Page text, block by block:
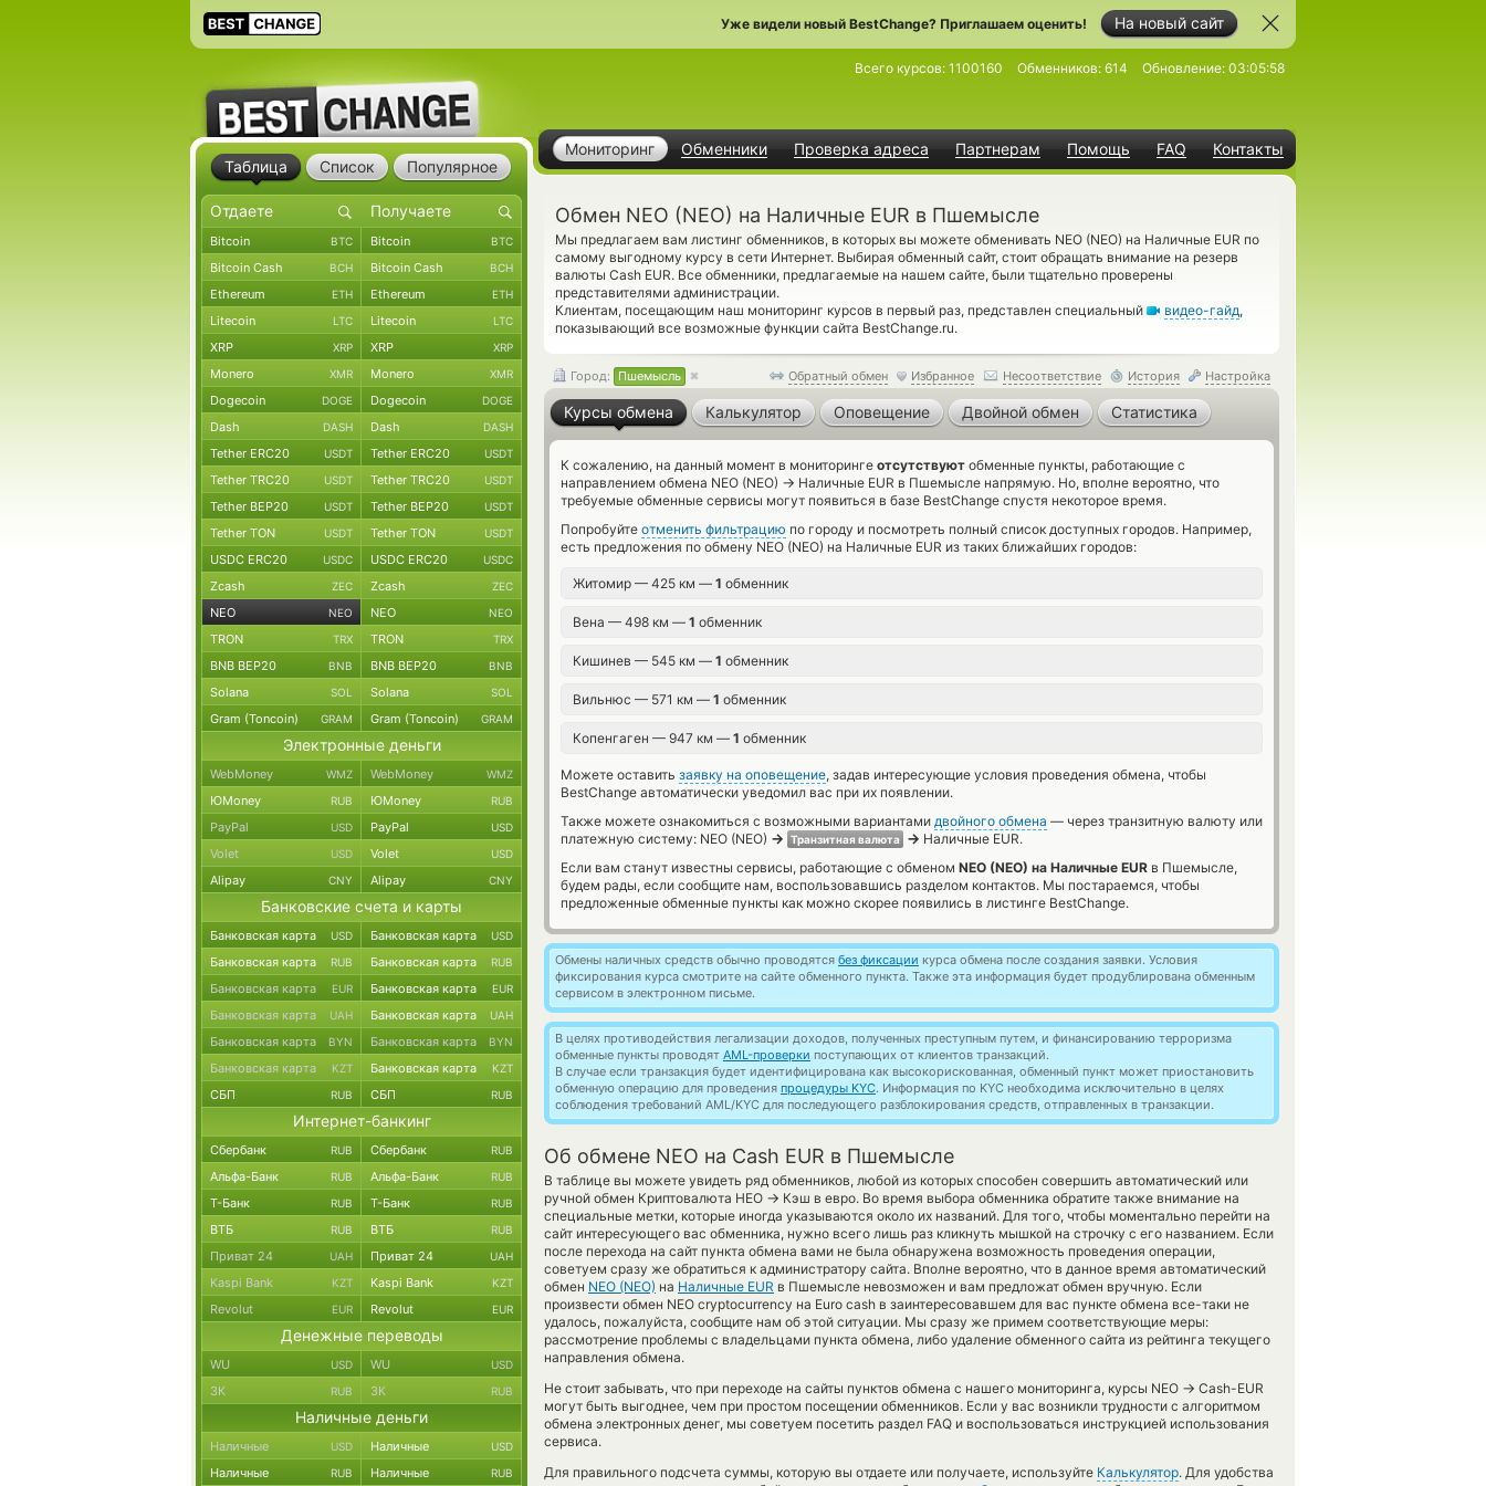
На новый сайт
Уже видели новый BestChange? Приглашаем оценить!
Мониторинг Обменники Проверка адреса Партнерам Помощь FAQ Контакты
Всего курсов: 1100160 Обменников: 614 Обновление: 03:05:58
Обмен NEO (NEO) на Наличные EUR в Пшемысле
Мы предлагаем вам листинг обменников, в которых вы можете обменивать NEO (NEO) на Наличные EUR по
самому выгодному курсу в сети Интернет. Выбирая обменный сайт, стоит обращать внимание на резерв
валюты Cash EUR. Все обменники, предлагаемые на нашем сайте, были тщательно проверены
представителями администрации.
Клиентам, посещающим наш мониторинг курсов в первый раз, представлен специальный
видео-гайд,
показывающий все возможные функции сайта BestChange.ru.
Обратный обмен Избранное Несоответствие История Настройка
Город: Пшемысль
Курсы обмена Калькулятор Оповещение Двойной обмен Статистика
К сожалению, на данный момент в мониторинге отсутствуют обменные пункты, работающие с
направлением обмена NEO (NEO) → Наличные EUR в Пшемысле напрямую. Но, вполне вероятно, что
требуемые обменные сервисы могут появиться в базе BestChange спустя некоторое время.
Попробуйте отменить фильтрацию по городу и посмотреть полный список доступных городов. Например,
есть предложения по обмену NEO (NEO) на Наличные EUR из таких ближайших городов:
Житомир — 425 км — 1 обменник
Вена — 498 км — 1 обменник
Кишинев — 545 км — 1 обменник
Вильнюс — 571 км — 1 обменник
Копенгаген — 947 км — 1 обменник
Можете оставить заявку на оповещение, задав интересующие условия проведения обмена, чтобы
BestChange автоматически уведомил вас при их появлении.
Также можете ознакомиться с возможными вариантами двойного обмена — через транзитную валюту или
платежную систему: NEO (NEO) → Транзитная валюта → Наличные EUR.
Если вам станут известны сервисы, работающие с обменом NEO (NEO) на Наличные EUR в Пшемысле,
будем рады, если сообщите нам, воспользовавшись разделом контактов. Мы постараемся, чтобы
предложенные обменные пункты как можно скорее появились в листинге BestChange.
Обмены наличных средств обычно проводятся без фиксации курса обмена после создания заявки. Условия
фиксирования курса смотрите на сайте обменного пункта. Также эта информация будет продублирована обменным
сервисом в электронном письме.
В целях противодействия легализации доходов, полученных преступным путем, и финансированию терроризма
обменные пункты проводят AML-проверки поступающих от клиентов транзакций.
В случае если транзакция будет идентифицирована как высокорискованная, обменный пункт может приостановить
обменную операцию для проведения процедуры KYC. Информация по KYC необходима исключительно в целях
соблюдения требований AML/KYC для последующего разблокирования средств, отправленных в транзакции.
Об обмене NEO на Cash EUR в Пшемысле
В таблице вы можете увидеть ряд обменников, любой из которых способен совершить автоматический или
ручной обмен Криптовалюта НЕО → Кэш в евро. Во время выбора обменника обратите также внимание на
специальные метки, которые иногда указываются около их названий. Для того, чтобы моментально перейти на
сайт интересующего вас обменника, нужно всего лишь раз кликнуть мышкой на строчку с его названием. Если
после перехода на сайт пункта обмена вами не была обнаружена возможность проведения операции,
советуем сразу же обратиться к администратору сайта. Вполне вероятно, что в данное время автоматический
обмен NEO (NEO) на Наличные EUR в Пшемысле невозможен и вам предложат обмен вручную. Если
произвести обмен NEO cryptocurrency на Euro cash в заинтересовавшем для вас пункте обмена все-таки не
удалось, пожалуйста, сообщите нам об этой ситуации. Мы сразу же примем соответствующие меры:
рассмотрение проблемы с владельцами пункта обмена, либо удаление обменного сайта из рейтинга текущего
направления обмена.
Не стоит забывать, что при переходе на сайты пунктов обмена с нашего мониторинга, курсы NEO → Cash-EUR
могут быть выгоднее, чем при простом посещении обменников. Если у вас возникли трудности с алгоритмом
обмена электронных денег, мы советуем посетить раздел FAQ и воспользоваться инструкцией использования
сервиса.
Для правильного подсчета суммы, которую вы отдаете или получаете, используйте Калькулятор. Для удобства
Таблица Список Популярное
Bitcoin BTC Bitcoin BTC
Bitcoin Cash BCH Bitcoin Cash BCH
Ethereum ETH Ethereum ETH
Litecoin LTC Litecoin LTC
XRP XRP XRP XRP
Monero XMR Monero XMR
Dogecoin DOGE Dogecoin DOGE
Dash DASH Dash DASH
Tether ERC20 USDT Tether ERC20 USDT
Tether TRC20 USDT Tether TRC20 USDT
Tether BEP20 USDT Tether BEP20 USDT
Tether TON USDT Tether TON USDT
USDC ERC20 USDC USDC ERC20 USDC
Zcash ZEC Zcash ZEC
NEO NEO NEO NEO
TRON TRX TRON TRX
BNB BEP20 BNB BNB BEP20 BNB
Solana SOL Solana SOL
Gram (Toncoin) GRAM Gram (Toncoin) GRAM
Электронные деньги
WebMoney WMZ WebMoney WMZ
ЮMoney RUB ЮMoney RUB
PayPal USD PayPal USD
Volet USD Volet USD
Alipay CNY Alipay CNY
Банковские счета и карты
Банковская карта USD Банковская карта USD
Банковская карта RUB Банковская карта RUB
Банковская карта EUR Банковская карта EUR
Банковская карта UAH Банковская карта UAH
Банковская карта BYN Банковская карта BYN
Банковская карта KZT Банковская карта KZT
СБП RUB СБП RUB
Интернет-банкинг
Сбербанк RUB Сбербанк RUB
Альфа-Банк RUB Альфа-Банк RUB
Т-Банк RUB Т-Банк RUB
ВТБ RUB ВТБ RUB
Приват 24 UAH Приват 24 UAH
Kaspi Bank KZT Kaspi Bank KZT
Revolut EUR Revolut EUR
Денежные переводы
WU USD WU USD
ЗК RUB ЗК RUB
Наличные деньги
Наличные USD Наличные USD
Наличные RUB Наличные RUB